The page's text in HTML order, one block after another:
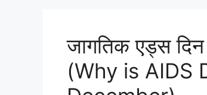
जागतिक एड्स
(Why is AIDS